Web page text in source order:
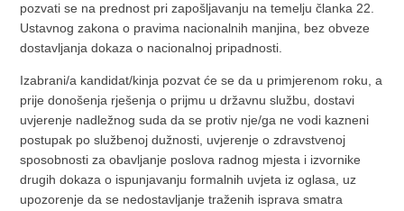
pozvati se na prednost pri zapošljavanju na temelju članka 22.
Ustavnog zakona o pravima nacionalnih manjina, bez obveze
dostavljanja dokaza o nacionalnoj pripadnosti.
Izabrani/a kandidat/kinja pozvat će se da u primjerenom roku, a
prije donošenja rješenja o prijmu u državnu službu, dostavi
uvjerenje nadležnog suda da se protiv nje/ga ne vodi kazneni
postupak po službenoj dužnosti, uvjerenje o zdravstvenoj
sposobnosti za obavljanje poslova radnog mjesta i izvornike
drugih dokaza o ispunjavanju formalnih uvjeta iz oglasa, uz
upozorenje da se nedostavljanje traženih isprava smatra